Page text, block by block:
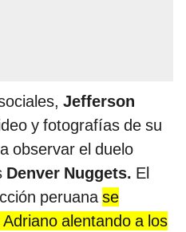
Jefferson
y fotografías de su
observar el duelo
Denver Nuggets. El
peruanase
alentando a los